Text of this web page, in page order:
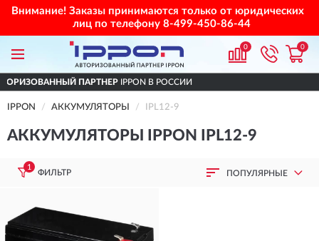
Внимание! Заказы принимаются только от юридических
лиц по телефону 8-499-450-86-44
0 0
ПАРТНЕР IPPON В РОССИИ
IPPON АККУМУЛЯТОРЫ IPL12-9
АККУМУЛЯТОРЫ IPPON IPL12-9
1
ФИЛЬТР ПОПУЛЯРНЫЕ